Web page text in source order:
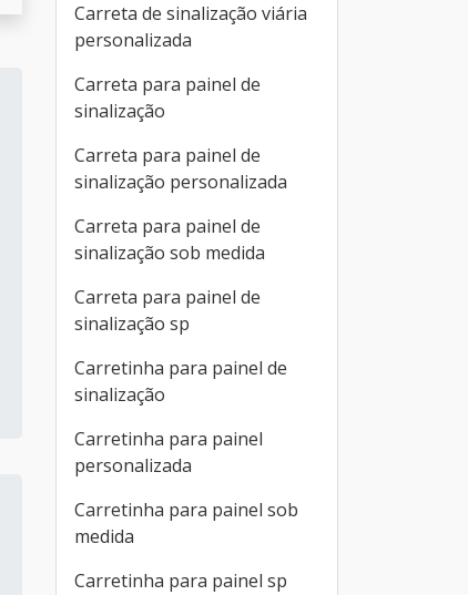
Carreta de sinalização viária
personalizada
Carreta para painel de
sinalização
Carreta para painel de
sinalização personalizada
Carreta para painel de
sinalização sob medida
Carreta para painel de
sinalização sp
Carretinha para painel de
sinalização
Carretinha para painel
personalizada
Carretinha para painel sob
medida
Carretinha para painel sp